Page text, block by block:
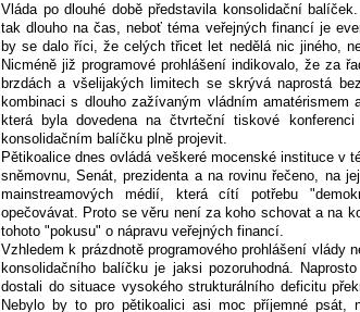
Vláda po dlouhé době představila konsolidační
tak dlouho na čas, neboť téma veřejných financí je
by se dalo říci, že celých třicet let nedělá nic jiného,
Nicméně již programové prohlášení indikovalo, že za
brzdách a všelijakých limitech se skrývá naprostá
kombinaci s dlouho zažívaným vládním amatérismem
která byla dovedena na čtvrteční tiskové
konsolidačním balíčku plně projevit.
Pětikoalice dnes ovládá veškeré mocenské instituce v
sněmovnu, Senát, prezidenta a na rovinu řečeno, na
mainstreamových médií, která cítí potřebu
opečovávat. Proto se věru není za koho schovat a na
tohoto "pokusu" o nápravu veřejných financí.
Vzhledem k prázdnotě programového prohlášení vlády
konsolidačního balíčku je jaksi pozoruhodná.
dostali do situace vysokého strukturálního deficitu
Nebylo by to pro pětikoalici asi moc příjemné psát,